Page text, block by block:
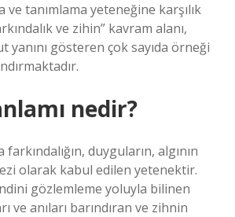
ve tanımlama yeteneğine karşılık
ve zihin” kavram alanı,
yanını gösteren çok sayıda örneği
nedir?
duyguların, algının
olarak kabul edilen yetenektir.
gözlemleme yoluyla bilinen
ve anıları barındıran ve zihnin